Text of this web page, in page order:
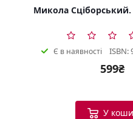
Микола
Є в наявності ISBN:
599₴
У